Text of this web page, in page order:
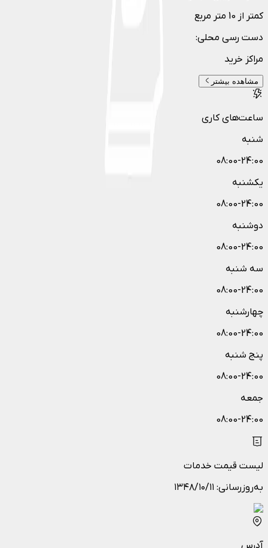
کمتر از 10 متر مربع
دست رسی محلی:
مراکز خرید
مشاهده بیشتر
ساعت‌های کاری
شنبه
08:00-24:00
یکشنبه
08:00-24:00
دوشنبه
08:00-24:00
سه شنبه
08:00-24:00
چهارشنبه
08:00-24:00
پنج شنبه
08:00-24:00
جمعه
08:00-24:00
لیست قیمت خدمات
به‌روزرسانی: ۱۳۴۸/۱۰/۱۱
آدرس